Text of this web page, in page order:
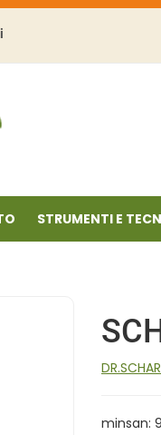
STRUMENTI E
minsan: